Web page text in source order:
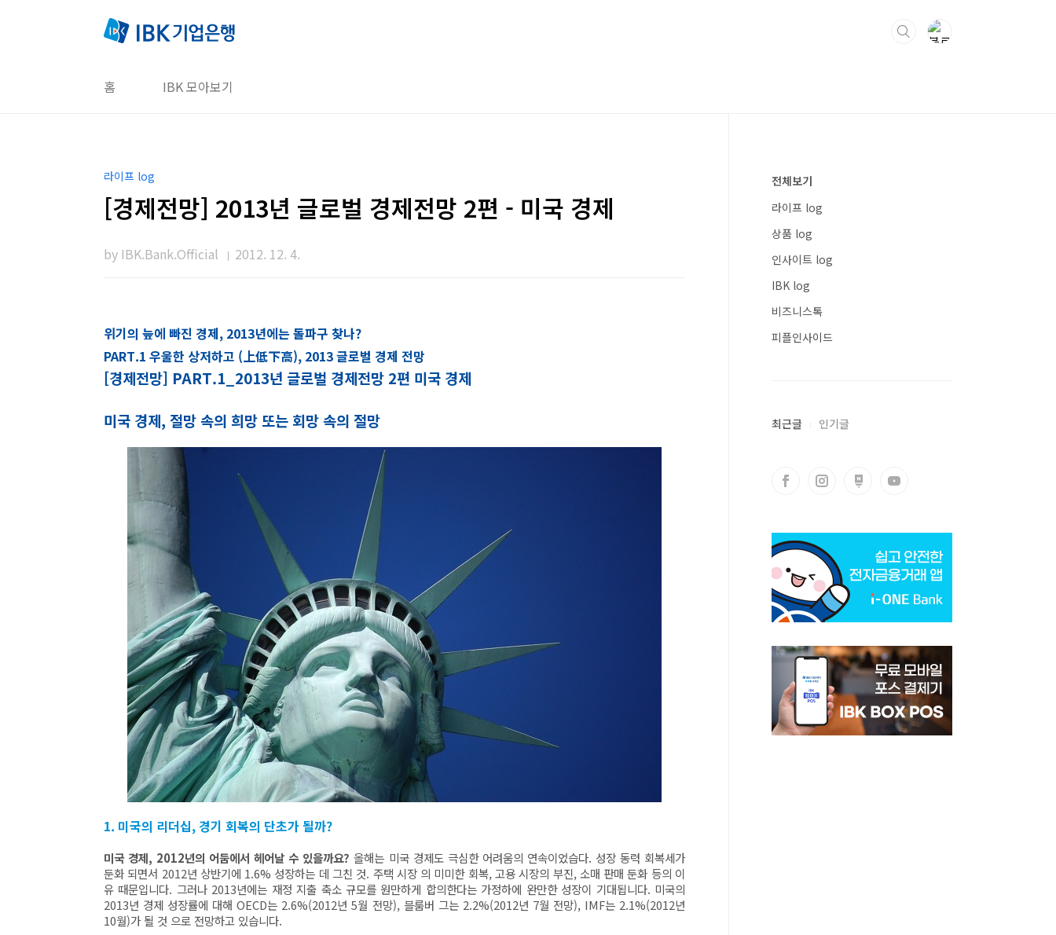
홈 IBK 모아보기
라이프 log
[경제전망] 2013년 글로벌 경제전망 2편 - 미국 경제
by IBK.Bank.Official 2012. 12. 4.
위기의 늪에 빠진 경제, 2013년에는 돌파구 찾나?
PART.1 우울한 상저하고 (上低下高), 2013 글로벌 경제 전망
[경제전망] PART.1_ 2013년 글로벌 경제전망 2편 미국 경제
미국 경제, 절망 속의 희망 또는 회망 속의 절망
1. 미국의 리더십, 경기 회복의 단초가 될까?
미국 경제, 2012년의 어둠에서 헤어날 수 있을까요?올해는 미국 경제도 극심한 어려움의 연속이었습다. 성장 동력 회복세가
둔화 되면서 2012년 상반기에 1.6% 성장하는 데 그친 것. 주택 시장 의 미미한 회복, 고용 시장의 부진, 소매 판매 둔화 등의 이
유 때문입니다. 그러나 2013년에는 재정 지출 축소 규모를 원만하게 합의한다는 가정하에 완만한 성장이 기대됩니다. 미국의
2013년 경제 성장률에 대해 OECD는 2.6%(2012년 5월 전망), 블룸버 그는 2.2%(2012년 7월 전망), IMF는 2.1%(2012년
10월)가 될 것 으로 전망하고 있습니다.
전체보기
라이프 log
상품 log
인사이트 log
IBK log
비즈니스톡
피플인사이드
최근글 인기글